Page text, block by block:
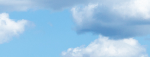
stólar